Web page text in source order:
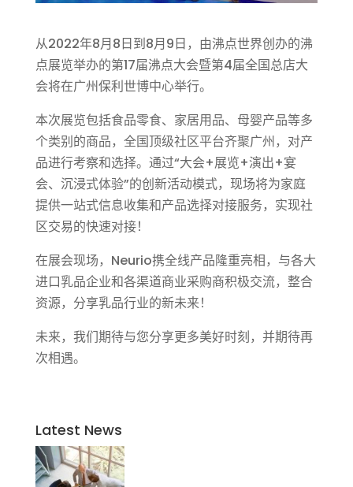
从2022年8月8日到8月9日，由沸点世界创办的沸
点展览举办的第17届沸点大会暨第4届全国总店大
会将在广州保利世博中心举行。
本次展览包括食品零食、家居用品、母婴产品等多
个类别的商品，全国顶级社区平台齐聚广州，对产
品进行考察和选择。通过“大会+展览+演出+宴
会、沉浸式体验”的创新活动模式，现场将为家庭
提供一站式信息收集和产品选择对接服务，实现社
区交易的快速对接！
在展会现场，Neurio携全线产品隆重亮相，与各大
进口乳品企业和各渠道商业采购商积极交流，整合
资源，分享乳品行业的新未来！
未来，我们期待与您分享更多美好时刻，并期待再
次相遇。
Latest News